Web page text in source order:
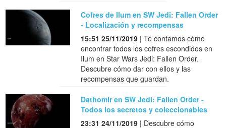
Cofres de Ilum en SW Jedi: Fallen Order
- Localización y recompensas
15:51 25/11/2019 | Te contamos cómo
encontrar todos los cofres escondidos en
Ilum en Star Wars Jedi: Fallen Order.
Descubre cómo dar con ellos y las
recompensas que guardan.
Dathomir en SW Jedi: Fallen Order -
Todos los secretos y coleccionables
23:31 24/11/2019 | Descubre cómo